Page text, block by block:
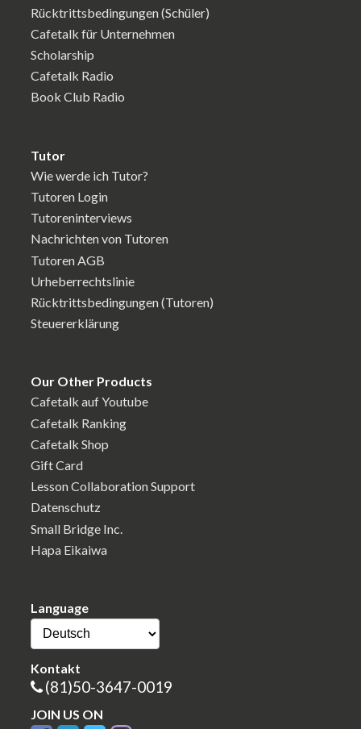
Rücktrittsbedingungen (Schüler)
Cafetalk für Unternehmen
Scholarship
Cafetalk Radio
Book Club Radio
Tutor
Wie werde ich Tutor?
Tutoren Login
Tutoreninterviews
Nachrichten von Tutoren
Tutoren AGB
Urheberrechtslinie
Rücktrittsbedingungen (Tutoren)
Steuererklärung
Our Other Products
Cafetalk auf Youtube
Cafetalk Ranking
Cafetalk Shop
Gift Card
Lesson Collaboration Support
Datenschutz
Small Bridge Inc.
Hapa Eikaiwa
Language
Kontakt
(81)50-3647-0019
JOIN US ON